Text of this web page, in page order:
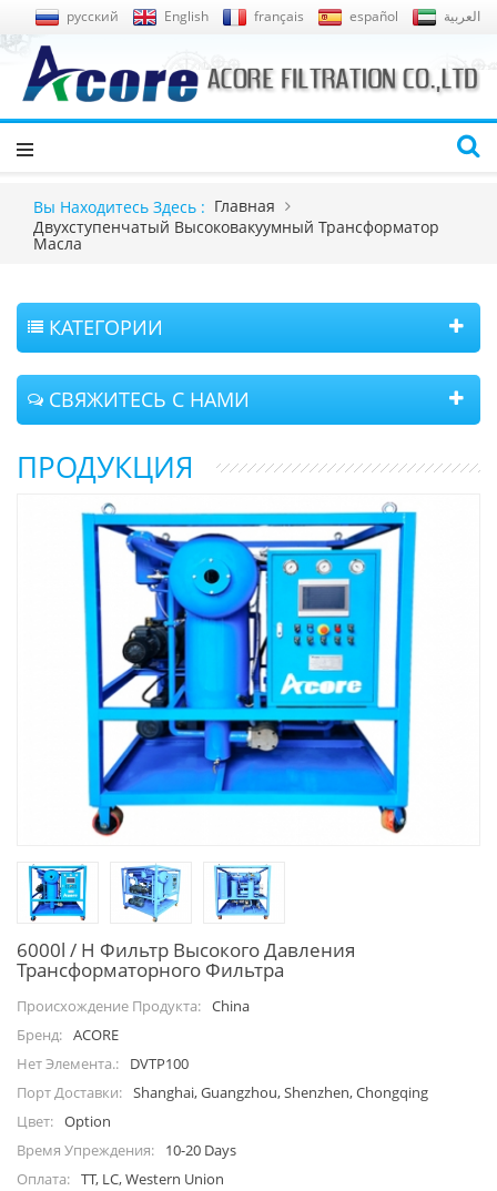
русский English français español العربية
Вы Находитесь Здесь : Главная
Двухступенчатый Высоковакуумный Трансформатор
Масла
КАТЕГОРИИ
СВЯЖИТЕСЬ С НАМИ
ПРОДУКЦИЯ
6000l / H Фильтр Высокого Давления
Трансформаторного Фильтра
Происхождение Продукта: China
Бренд: ACORE
Нет Элемента.:
DVTP100
Порт Доставки: Shanghai, Guangzhou, Shenzhen, Chongqing
Цвет: Option
Время Упреждения:
10-20 Days
Оплата: TT, LC, Western Union